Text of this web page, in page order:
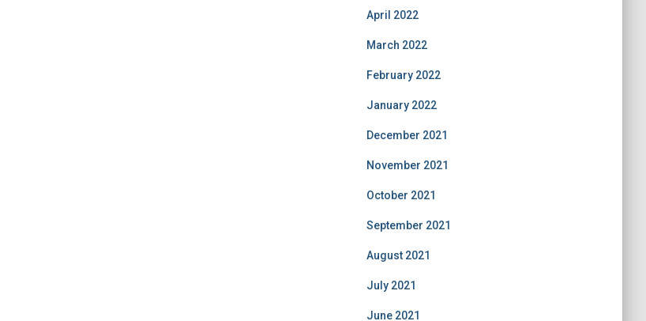
April 2022
March 2022
February 2022
January 2022
December 2021
November 2021
October 2021
September 2021
August 2021
July 2021
June 2021